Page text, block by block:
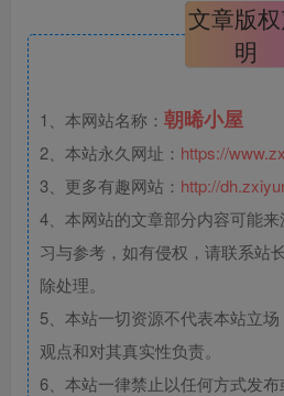
文章版
明
1、本网站名称： 朝晞小屋
2、本站永久网址： https://
3、更多有趣网站： http://
4、本网站的文章部分内容可能
习与参考，如有侵权，请联系站
除处理。
5、本站一切资源不代表本站立
观点和对其真实性负责。
6、本站一律禁止以任何方式发